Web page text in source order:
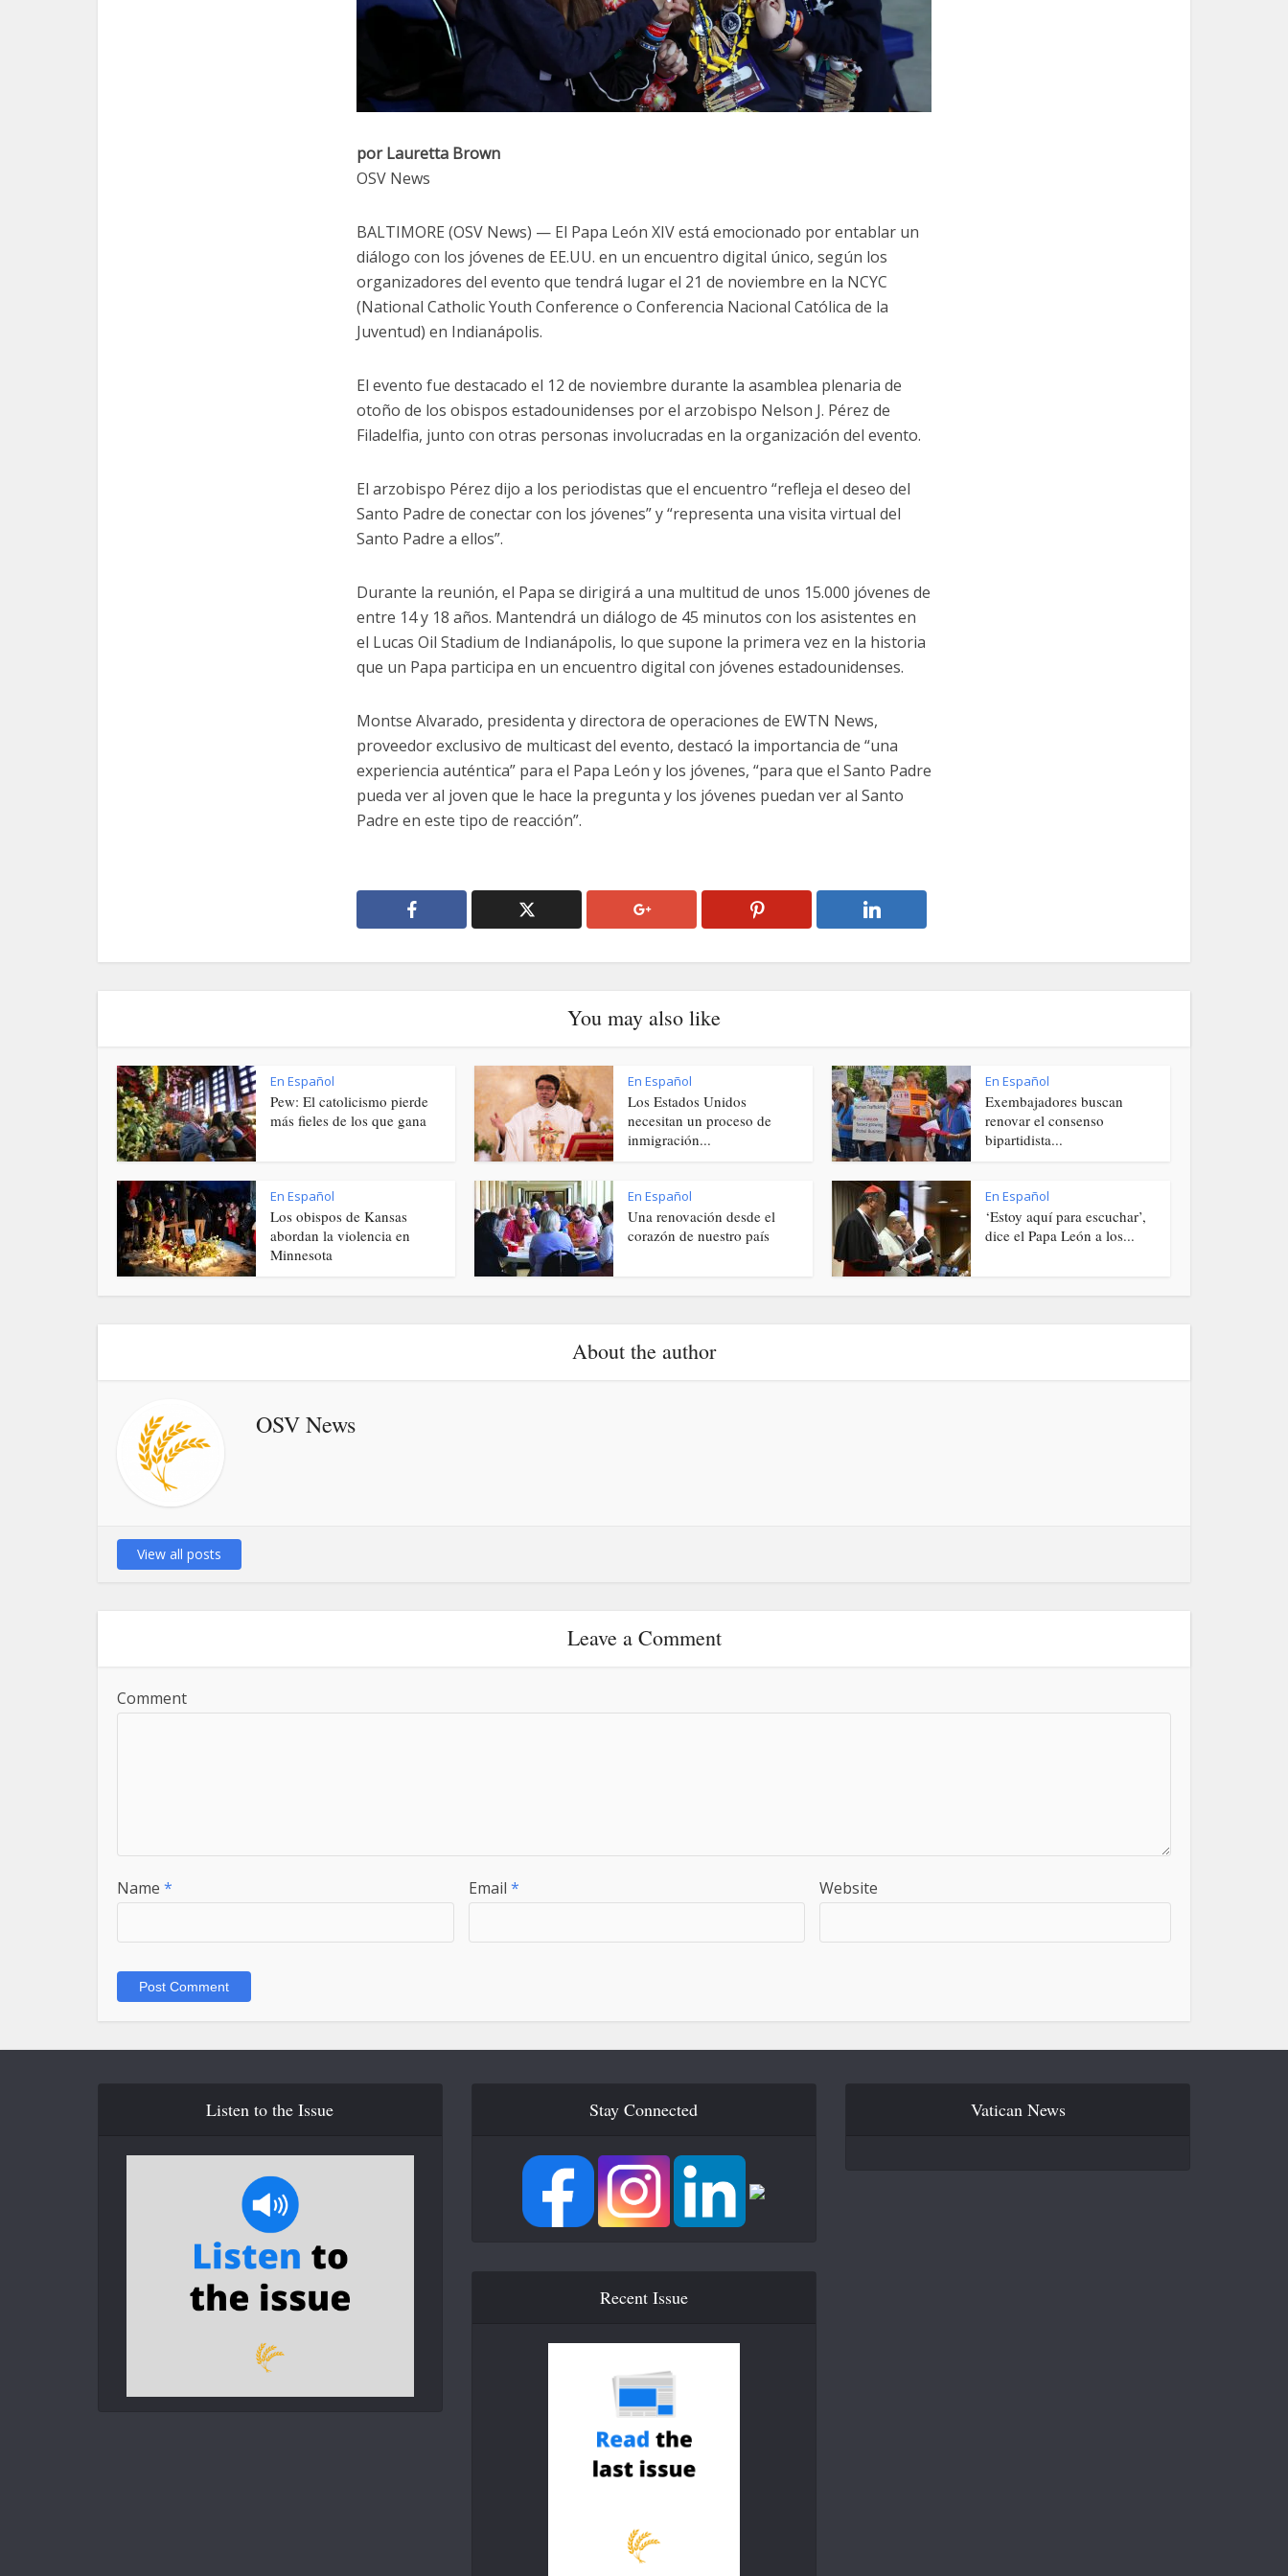
por Lauretta Brown
OSV News
BALTIMORE (OSV News) — El Papa León XIV está emocionado por entablar un
diálogo con los jóvenes de EE.UU. en un encuentro digital único, según los
organizadores del evento que tendrá lugar el 21 de noviembre en la NCYC
(National Catholic Youth Conference o Conferencia Nacional Católica de la
Juventud) en Indianápolis.
El evento fue destacado el 12 de noviembre durante la asamblea plenaria de
otoño de los obispos estadounidenses por el arzobispo Nelson J. Pérez de
Filadelfia, junto con otras personas involucradas en la organización del evento.
El arzobispo Pérez dijo a los periodistas que el encuentro “refleja el deseo del
Santo Padre de conectar con los jóvenes” y “representa una visita virtual del
Santo Padre a ellos”.
Durante la reunión, el Papa se dirigirá a una multitud de unos 15.000 jóvenes de
entre 14 y 18 años. Mantendrá un diálogo de 45 minutos con los asistentes en
el Lucas Oil Stadium de Indianápolis, lo que supone la primera vez en la historia
que un Papa participa en un encuentro digital con jóvenes estadounidenses.
Montse Alvarado, presidenta y directora de operaciones de EWTN News,
proveedor exclusivo de multicast del evento, destacó la importancia de “una
experiencia auténtica” para el Papa León y los jóvenes, “para que el Santo Padre
pueda ver al joven que le hace la pregunta y los jóvenes puedan ver al Santo
Padre en este tipo de reacción”.
You may also like
En Español
Pew: El catolicismo pierde
más fieles de los que gana
En Español
Los Estados Unidos
necesitan un proceso de
inmigración...
En Español
Exembajadores buscan
renovar el consenso
bipartidista...
En Español
Los obispos de Kansas
abordan la violencia en
Minnesota
En Español
Una renovación desde el
corazón de nuestro país
En Español
‘Estoy aquí para escuchar’,
dice el Papa León a los...
About the author
OSV News
View all posts
Leave a Comment
Comment
Name * Email * Website
Listen to the Issue Stay Connected
Recent Issue
Vatican News